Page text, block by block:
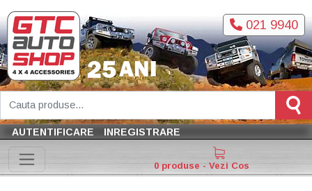
021 9940
AUTENTIFICARE INREGISTRARE
0 produse - Vezi Cos